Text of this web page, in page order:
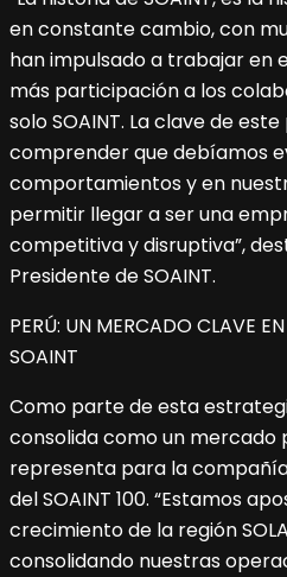
en constante cambio, con
han impulsado a trabajar en
más participación a los
solo SOAINT. La clave de
comprender que debíamos
comportamientos y en
permitir llegar a ser una
competitiva y disruptiva”,
Presidente de SOAINT.
PERÚ: UN MERCADO CLAVE
SOAINT
Como parte de esta
consolida como un mercado
representa para la
del SOAINT 100. “Estamos
crecimiento de la región
consolidando nuestras